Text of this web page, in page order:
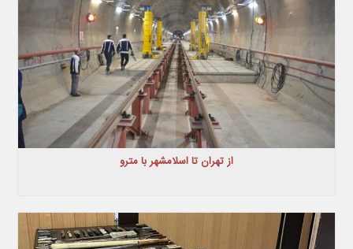
از تهران تا اسلامشهر با مترو